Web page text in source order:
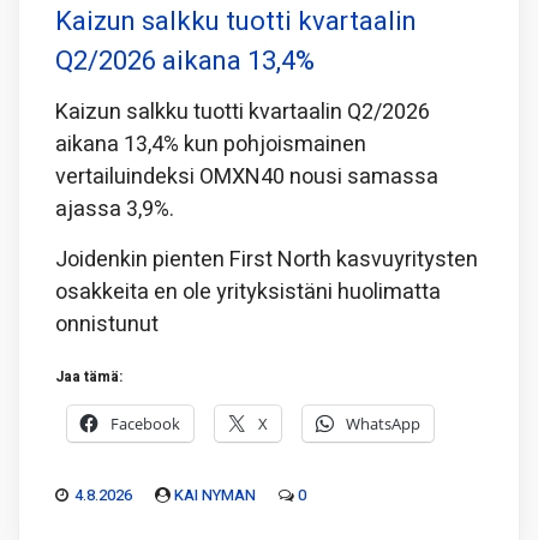
Kaizun salkku tuotti kvartaalin
Q2/2026 aikana 13,4%
Kaizun salkku tuotti kvartaalin Q2/2026
aikana 13,4% kun pohjoismainen
vertailuindeksi OMXN40 nousi samassa
ajassa 3,9%.
Joidenkin pienten First North kasvuyritysten
osakkeita en ole yrityksistäni huolimatta
onnistunut
Jaa tämä:
Facebook X WhatsApp
4.8.2026 KAI NYMAN 0